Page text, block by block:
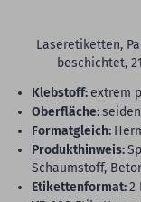
Laseretiketten,
beschichtet,
Klebstoff: extrem
Oberfläche:
Formatgleich:
Produkthinweis:
Schaumstoff,
Etikettenformat:2